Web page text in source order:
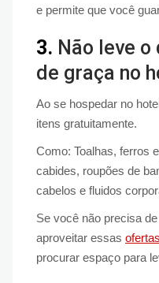
e permite que você
3. Não leve o
de graça no
Ao se hospedar no
itens gratuitamente.
Como: Toalhas, ferros
cabides, roupões de
cabelos e fluidos
Se você não precisa
aproveitar essas
procurar espaço para